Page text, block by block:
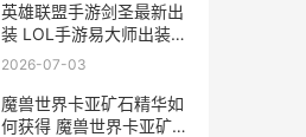
英雄联盟手游剑圣最新出
装 LOL手游易大师出装推
荐
2026-07-03
魔兽世界卡亚矿石精华如
何获得 魔兽世界卡亚矿石